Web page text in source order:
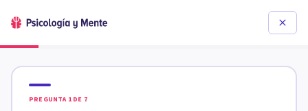
PREGUNTA 1 DE 7